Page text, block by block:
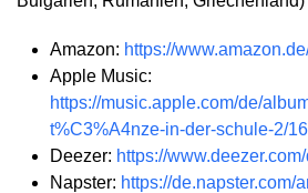
Amazon: https://
Apple Music:
https://music.apple.com/de/
t%C3%A4nze-in-der-schule-2/
Deezer: https://
Napster: https://de.napster.com/